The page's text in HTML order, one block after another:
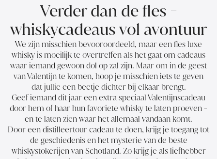
Verder dan de fles -
whiskycadeaus vol avontuur
We zijn misschien bevooroordeeld, maar een fles luxe
whisky is moeilijk te overtreffen als het gaat om cadeaus
waar iemand gewoon dol op zal zijn. Maar om in de geest
van Valentijn te komen, hoop je misschien iets te geven
dat jullie een beetje dichter bij elkaar brengt.
Geef iemand dit jaar een extra speciaal Valentijnscadeau
door hem of haar hun favoriete whisky te laten proeven -
en te laten zien waar het allemaal vandaan komt.
Door een distilleertour cadeau te doen, krijg je toegang tot
de geschiedenis en het mysterie van de beste
whiskystokerijen van Schotland. Zo krijg je als liefhebber